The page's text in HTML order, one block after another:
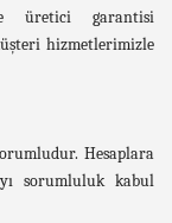
üretici garantisi
hizmetlerimizle
Hesaplara
sorumluluk kabul